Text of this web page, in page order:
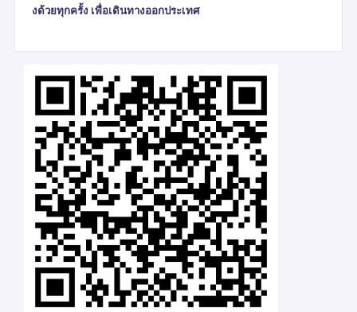
งด้วยทุกครั้ง เพื่อเดินทางออกประเทศ